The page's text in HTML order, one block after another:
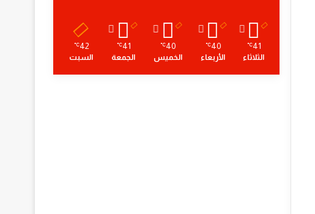
41
℃
الثلاثاء
40
℃
الأربعاء
40
℃
الخميس
41
℃
الجمعة
42
℃
السبت